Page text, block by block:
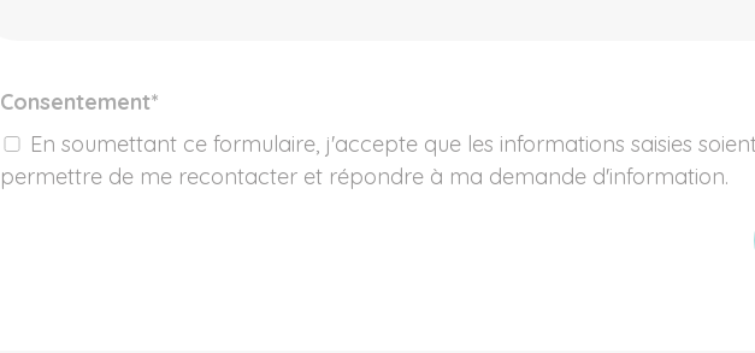
Consentement*
permettre de me recontacter et répondre à ma demande d'information.